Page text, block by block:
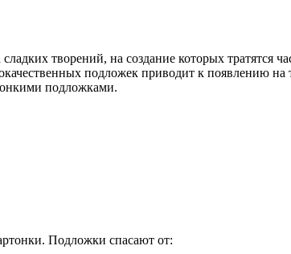
творений, на создание которых тратятся
подложек приводит к появлению на
подложками.
Подложки спасают от: